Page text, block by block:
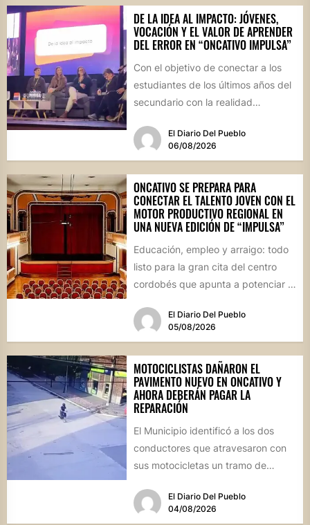
DE LA IDEA AL IMPACTO: JÓVENES,
VOCACIÓN Y EL VALOR DE APRENDER
DEL ERROR EN “ONCATIVO IMPULSA”
Con el objetivo de conectar a los
estudiantes de los últimos años del
secundario con la realidad
El Diario Del Pueblo
06/08/2026
ONCATIVO SE PREPARA PARA
CONECTAR EL TALENTO JOVEN CON EL
MOTOR PRODUCTIVO REGIONAL EN
UNA NUEVA EDICIÓN DE “IMPULSA”
Educación, empleo y arraigo: todo
listo para la gran cita del centro
cordobés que apunta a potenciar el
El Diario Del Pueblo
05/08/2026
MOTOCICLISTAS DAÑARON EL
PAVIMENTO NUEVO EN ONCATIVO Y
AHORA DEBERÁN PAGAR LA
REPARACIÓN
El Municipio identificó a los dos
conductores que atravesaron con
sus motocicletas un tramo de
calle...
El Diario Del Pueblo
04/08/2026